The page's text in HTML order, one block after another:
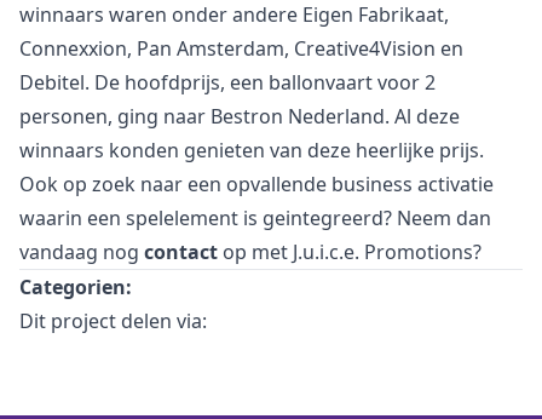
winnaars waren onder andere Eigen Fabrikaat,
Connexxion, Pan Amsterdam, Creative4Vision en
Debitel. De hoofdprijs, een ballonvaart voor 2
personen, ging naar Bestron Nederland. Al deze
winnaars konden genieten van deze heerlijke prijs.
Ook op zoek naar een opvallende business activatie
waarin een spelelement is geintegreerd? Neem dan
vandaag nog contact op met J.u.i.c.e. Promotions?
Categorien:
Dit project delen via: